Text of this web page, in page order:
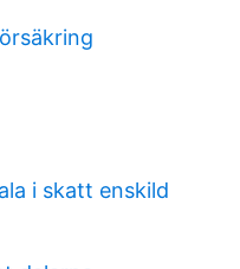
i skatt enskild